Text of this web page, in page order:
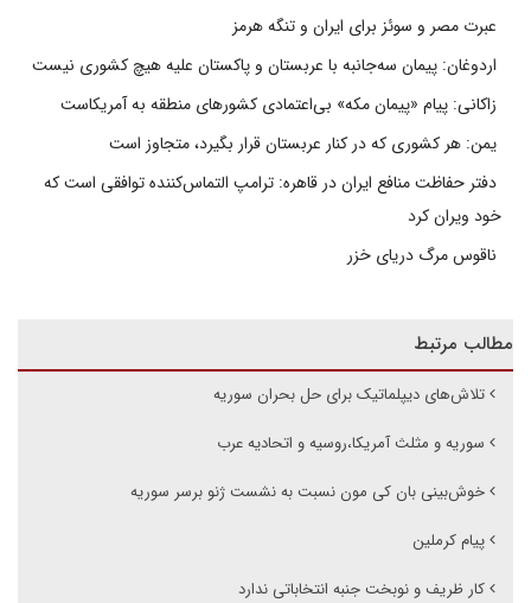
عبرت مصر و سوئز برای ایران و تنگه هرمز
اردوغان: پیمان سه‌جانبه با عربستان و پاکستان علیه هیچ کشوری نیست
زاکانی: پیام «پیمان مکه» بی‌اعتمادی کشورهای منطقه به آمریکاست
یمن: هر کشوری که در کنار عربستان قرار بگیرد، متجاوز است
دفتر حفاظت منافع ایران در قاهره: ترامپ التماس‌کننده توافقی است که
خود ویران کرد
ناقوس مرگ دریای خزر
مطالب مرتبط
تلاش‌های دیپلماتیک برای حل بحران سوریه
سوریه و مثلث آمریکا،روسیه و اتحادیه عرب
خوش‌بینی بان کی مون نسبت به نشست ژنو برسر سوریه
پیام کرملین
کار ظریف و نوبخت جنبه انتخاباتی ندارد